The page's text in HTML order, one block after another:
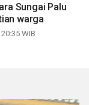
Sungai Palu
warga
WIB